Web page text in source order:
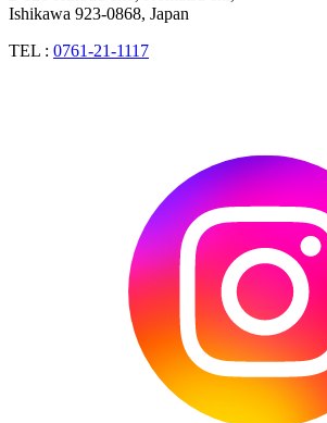
Ishikawa 923-0868, Japan
TEL : 0761-21-1117